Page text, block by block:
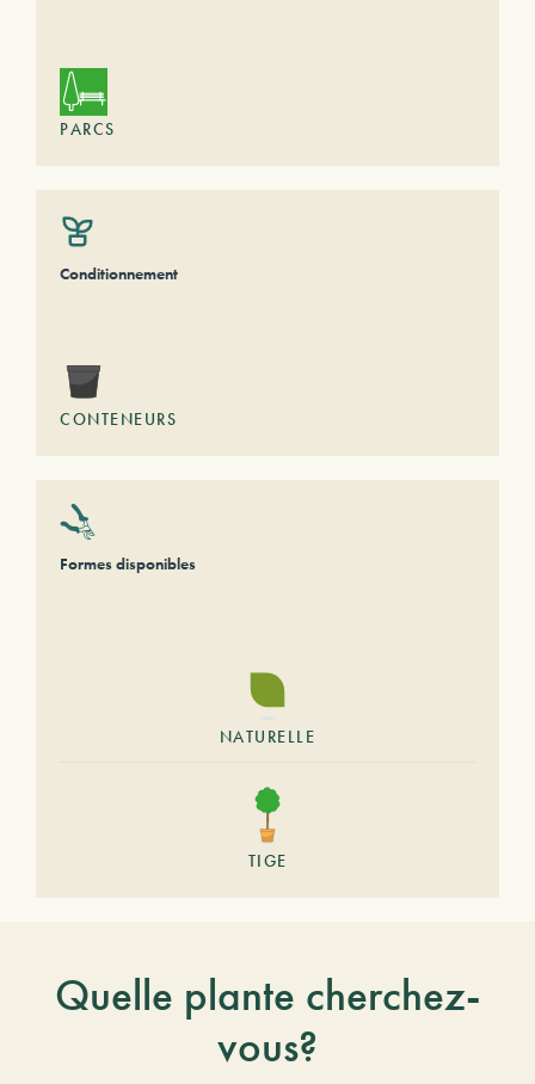
PARCS
Conditionnement
CONTENEURS
Formes disponibles
NATURELLE
TIGE
Quelle plante cherchez-
vous?